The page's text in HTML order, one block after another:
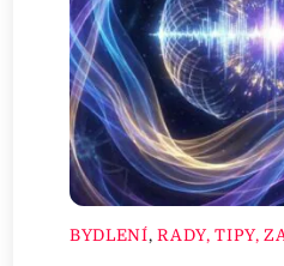
BYDLENÍ,RADY, TIPY,